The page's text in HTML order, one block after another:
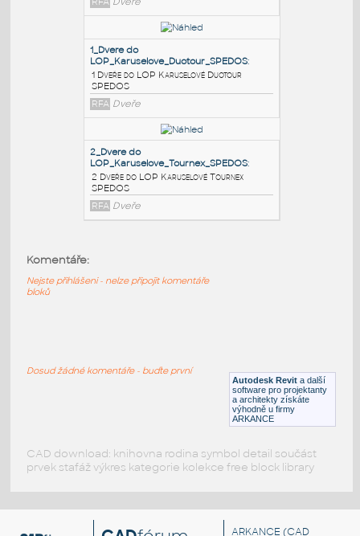
6_Dvere_Karuselove_Tourniket_SPEDOS
6 Dveře Karuselové Tourniket SPEDOS
RFA Dveře
5_Dvere_Karuselove_Tournex_SPEDOS
5 Dveře Karuselové Tournex SPEDOS
RFA Dveře
1_Dvere do
RFA Dveře
2 Dveře do LOP Karuselové Tournex
Autodesk Revit a další
software pro projektanty
a architekty získáte
výhodně u firmy
ARKANCE
Komentáře:
Nejste přihlášeni - nelze připojit komentáře
bloků
Dosud žádné komentáře - buďte první
CAD download: knihovna rodina symbol detail součást
prvek stafáž výkres kategorie kolekce free block library
ARKANCE (CAD